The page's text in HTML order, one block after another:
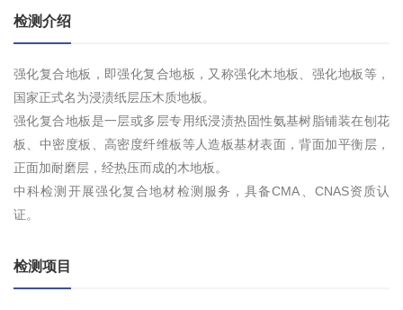
检测介绍
强化复合地板，即强化复合地板，又称强化木地板、强化地板等，
国家正式名为浸渍纸层压木质地板。
强化复合地板是一层或多层专用纸浸渍热固性氨基树脂铺装在刨花
板、中密度板、高密度纤维板等人造板基材表面，背面加平衡层，
正面加耐磨层，经热压而成的木地板。
中科检测开展强化复合地材检测服务，具备CMA、CNAS资质认
证。
检测项目